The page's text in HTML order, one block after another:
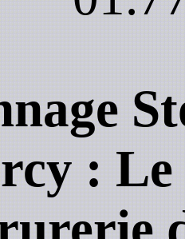
: Le